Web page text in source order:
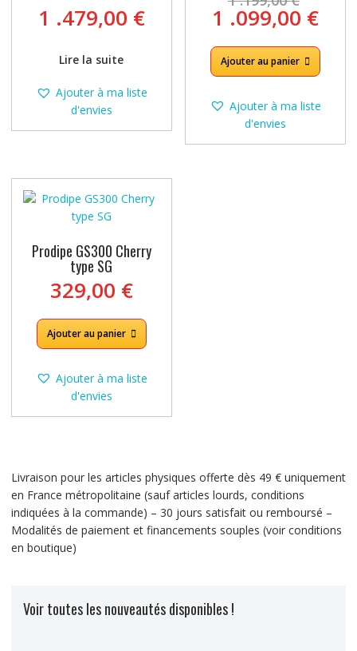
1 .479,00 €
Lire la suite
Ajouter à ma liste
d'envies
prix
était
1
1 .099,00 €Le
est
Ajouter au panier
Ajouter à ma liste
d'envies
Prodipe GS300 Cherry
type SG
329,00 €
Ajouter au panier
Ajouter à ma liste
d'envies
Livraison pour les articles physiques offerte dès 49 € uniquement
en France métropolitaine (sauf articles lourds, conditions
indiquées à la commande) – 30 jours satisfait ou remboursé –
Modalités de paiement et financements souples (voir conditions
en boutique)
Voir toutes les nouveautés disponibles !